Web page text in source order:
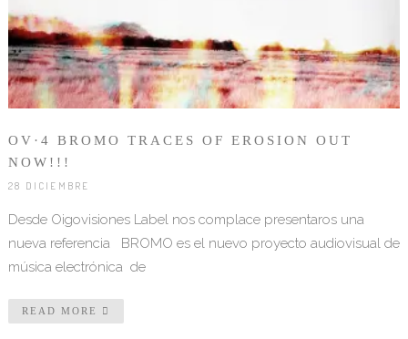
OV·4 BROMO TRACES OF EROSION OUT
NOW!!!
28 DICIEMBRE
Desde Oigovisiones Label nos complace presentaros una
nueva referencia BROMO es el nuevo proyecto audiovisual de
música electrónica de
READ MORE